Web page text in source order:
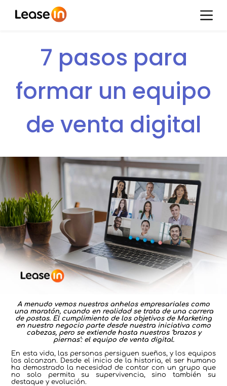
7 pasos para
formar un equipo
de venta digital
A menudo vemos nuestros anhelos empresariales como
una maratón, cuando en realidad se trata de una carrera
de postas. El cumplimiento de los objetivos de Marketing
en nuestro negocio parte desde nuestra iniciativa como
cabezas, pero se extiende hasta nuestros ‘brazos y
piernas’: el equipo de venta digital.
En esta vida, las personas persiguen sueños, y los equipos
los alcanzan. Desde el inicio de la historia, el ser humano
ha demostrado la necesidad de contar con un grupo que
no solo permita su supervivencia, sino también su
destaque y evolución.